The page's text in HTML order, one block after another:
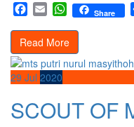
Facebook
EmailWhatsApp
Share
Read More
29 Jul 2020
SCOUT OF